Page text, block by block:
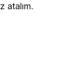
atalım.